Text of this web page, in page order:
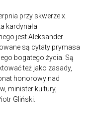
przy skwerze x.
kardynała
jest Aleksander
są cytaty prymasa
bogatego życia. Są
też jako zasady,
honorowy nad
minister kultury,
Gliński.